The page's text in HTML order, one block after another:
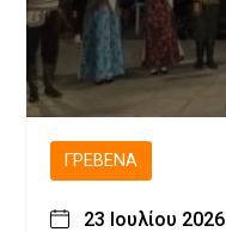
ΓΡΕΒΕΝΆ
23 Ιουλίου 2026